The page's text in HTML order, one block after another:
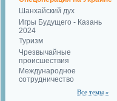
Шанхайский дух
Игры Будущего - Казань
2024
Туризм
Чрезвычайные
происшествия
Международное
сотрудничество
Все темы »